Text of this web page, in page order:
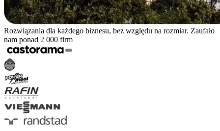
Rozwiązania dla każdego biznesu, bez względu na rozmiar. Zaufało
nam ponad 2 000 firm